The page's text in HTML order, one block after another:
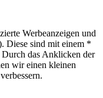
Werbeanzeigen und
Diese sind mit einem *
das Anklicken der
wir einen kleinen